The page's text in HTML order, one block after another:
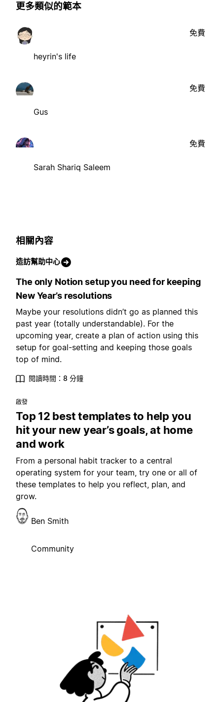
更多類似的範本
heyrin's life
免費
Gus
免費
Sarah Shariq Saleem
免費
相關內容
造訪幫助中心
The only Notion setup you need for keeping
New Year’s resolutions
Maybe your resolutions didn’t go as planned this
past year (totally understandable). For the
upcoming year, create a plan of action using this
setup for goal-setting and keeping those goals
top of mind.
閱讀時間：8 分鐘
啟發
Top 12 best templates to help you
hit your new year’s goals, at home
and work
From a personal habit tracker to a central
operating system for your team, try one or all of
these templates to help you reflect, plan, and
grow.
Ben Smith
Community